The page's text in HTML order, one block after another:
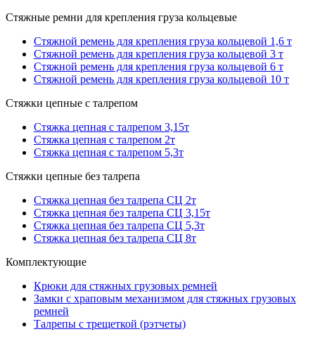
Стяжные ремни для крепления груза кольцевые
Стяжной ремень для крепления груза кольцевой 1,6 т
Стяжной ремень для крепления груза кольцевой 3 т
Стяжной ремень для крепления груза кольцевой 6 т
Стяжной ремень для крепления груза кольцевой 10 т
Стяжки цепные с талрепом
Стяжка цепная с талрепом 3,15т
Стяжка цепная с талрепом 2т
Стяжка цепная с талрепом 5,3т
Стяжки цепные без талрепа
Стяжка цепная без талрепа СЦ 2т
Стяжка цепная без талрепа СЦ 3,15т
Стяжка цепная без талрепа СЦ 5,3т
Стяжка цепная без талрепа СЦ 8т
Комплектующие
Крюки для стяжных грузовых ремней
Замки с храповым механизмом для стяжных грузовых
ремней
Талрепы с трещеткой (рэтчеты)